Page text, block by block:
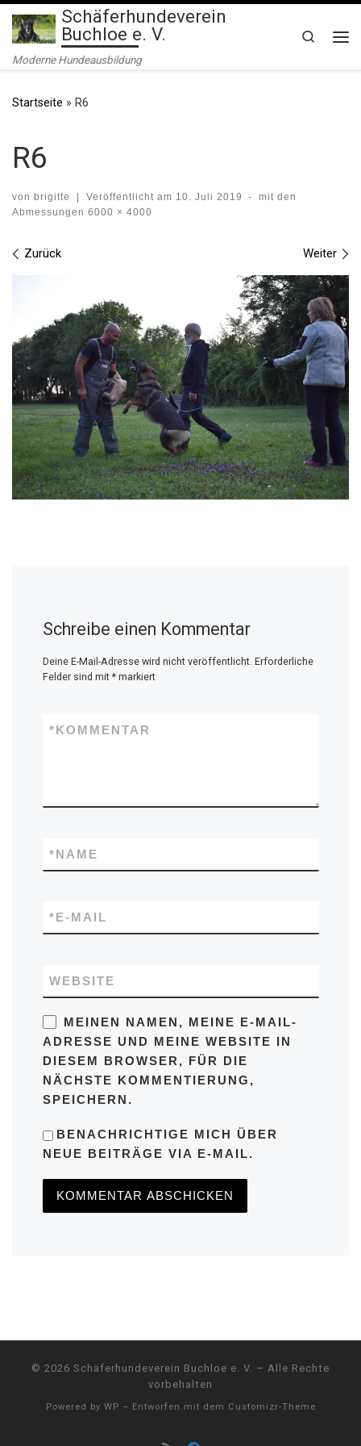
Zum Inhalt springen
Schäferhundeverein
Buchloe e. V.
Moderne Hundeausbildung
Search
Startseite » R6
R6
von brigitte | Veröffentlicht am 10. Juli 2019 -
mit den
Abmessungen 6000 × 4000
Bilder Navigation
Zurück Weiter
Schreibe einen Kommentar
Deine E-Mail-Adresse wird nicht veröffentlicht. Erforderliche
Felder sind mit *markiert
KOMMENTAR
*
NAME
*
E-MAIL
*
WEBSITE
MEINEN NAMEN, MEINE E-MAIL-
ADRESSE UND MEINE WEBSITE IN
DIESEM BROWSER, FÜR DIE
NÄCHSTE KOMMENTIERUNG,
SPEICHERN.
BENACHRICHTIGE MICH ÜBER
NEUE BEITRÄGE VIA E-MAIL.
© 2026 Schäferhundeverein Buchloe e. V. – Alle Rechte
vorbehalten
Powered by WP – Entworfen mit dem Customizr-Theme